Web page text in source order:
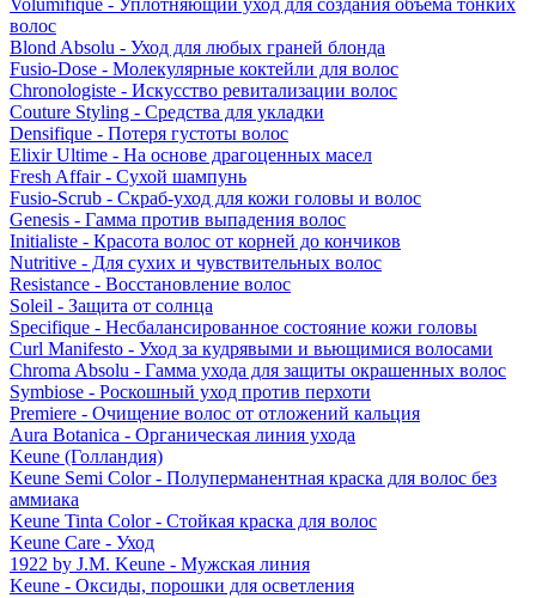
Volumifique - Уплотняющий уход для создания объема тонких
волос
Blond Absolu - Уход для любых граней блонда
Fusio-Dose - Молекулярные коктейли для волос
Chronologiste - Искусство ревитализации волос
Couture Styling - Средства для укладки
Densifique - Потеря густоты волос
Elixir Ultime - На основе драгоценных масел
Fresh Affair - Сухой шампунь
Fusio-Scrub - Скраб-уход для кожи головы и волос
Genesis - Гамма против выпадения волос
Initialiste - Красота волос от корней до кончиков
Nutritive - Для сухих и чувствительных волос
Resistance - Восстановление волос
Soleil - Защита от солнца
Specifique - Несбалансированное состояние кожи головы
Curl Manifesto - Уход за кудрявыми и вьющимися волосами
Chroma Absolu - Гамма ухода для защиты окрашенных волос
Symbiose - Роскошный уход против перхоти
Premiere - Очищение волос от отложений кальция
Aura Botanica - Органическая линия ухода
Keune (Голландия)
Keune Semi Color - Полуперманентная краска для волос без
аммиака
Keune Tinta Color - Стойкая краска для волос
Keune Care - Уход
1922 by J.M. Keune - Мужская линия
Keune - Оксиды, порошки для осветления